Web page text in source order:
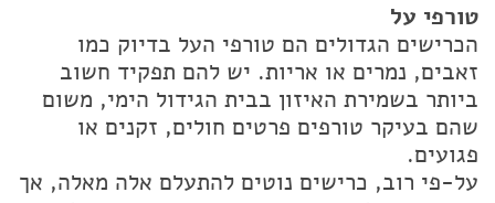
טורפי על
הכרישים הגדולים הם טורפי העל בדיוק כמו
זאבים, נמרים או אריות. יש להם תפקיד חשוב
ביותר בשמירת האיזון בבית הגידול הימי, משום
שהם בעיקר טורפים פרטים חולים, זקנים או
פגועים.
על-פי רוב, כרישים נוטים להתעלם אלה מאלה, אך